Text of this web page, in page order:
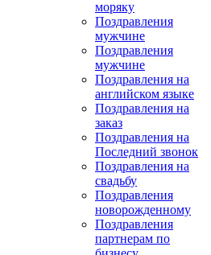
моряку
Поздравления
мужчине
Поздравления
мужчине
Поздравления на
английском языке
Поздравления на
заказ
Поздравления на
Последний звонок
Поздравления на
свадьбу
Поздравления
новорожденному
Поздравления
партнерам по